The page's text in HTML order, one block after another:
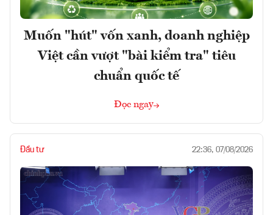
Muốn "hút" vốn xanh, doanh nghiệp
Việt cần vượt "bài kiểm tra" tiêu
chuẩn quốc tế
Đọc ngay
Đầu tư 22:36, 07/08/2026